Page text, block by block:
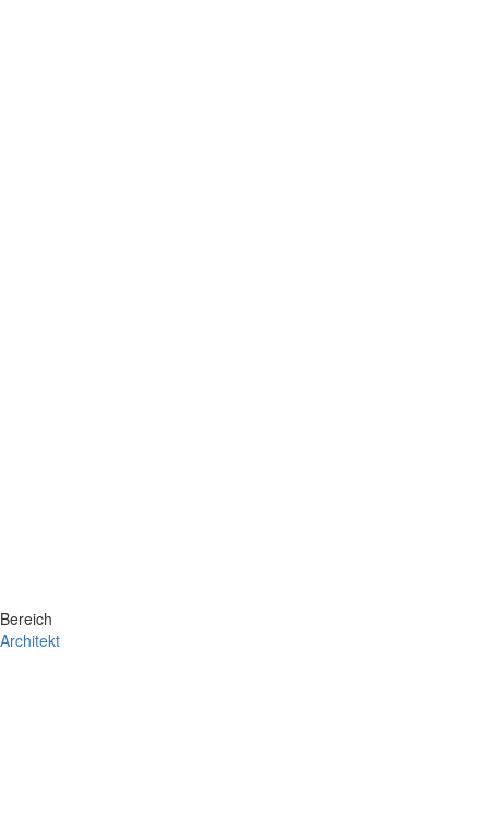
Bereich
Architekt